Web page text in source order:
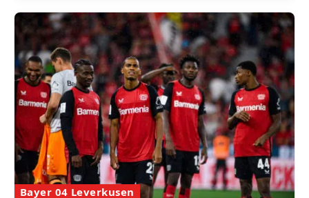
Bayer 04 Leverkusen